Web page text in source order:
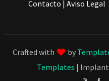
Contacto |Aviso Legal
Crafted with by
Templates |